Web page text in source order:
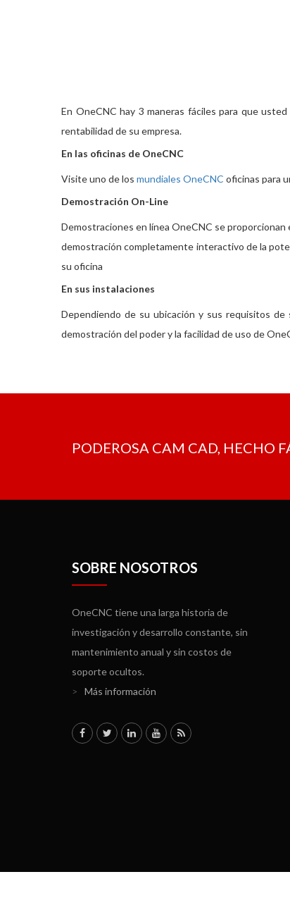
En OneCNC hay 3 maneras fáciles para que
rentabilidad de su empresa.
En las oficinas de OneCNC
Visite uno de los mundiales OneCNC oficinas para
Demostración On-Line
Demostraciones en línea OneCNC se
demostración completamente interactivo de la
su oficina
En sus instalaciones
Dependiendo de su ubicación y sus requisitos
demostración del poder y la facilidad de uso de
PODEROSA CAM CAD, HECHO
SOBRE NOSOTROS
OneCNC tiene una larga historia de
investigación y desarrollo constante, sin
mantenimiento anual y sin costos de
soporte ocultos.
>
Más información